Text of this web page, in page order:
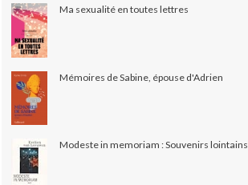
Ma sexualité en toutes lettres
Mémoires de Sabine, épouse d'Adrien
Modeste in memoriam : Souvenirs lointains